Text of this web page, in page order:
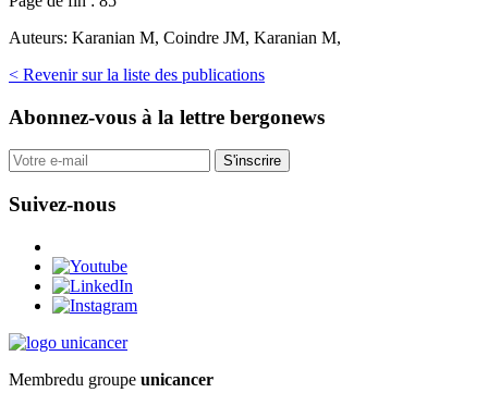
Auteurs: Karanian M, Coindre JM, Karanian M,
< Revenir sur la liste des publications
Abonnez-vous à la lettre bergonews
S'inscrire
Suivez-nous
Membredu groupe unicancer